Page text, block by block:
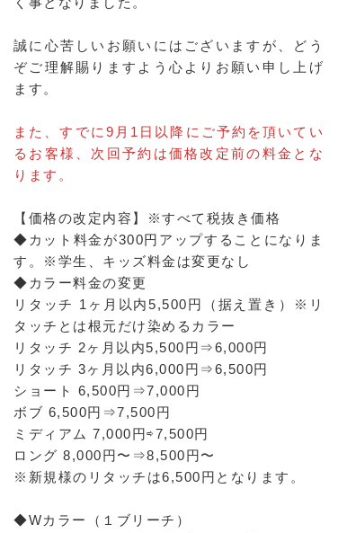
誠に心苦しいお願いにはございますが、どう
ぞご理解賜りますよう心よりお願い申し上げ
ます。
また、すでに9月1日以降にご予約を頂いてい
るお客様、次回予約は価格改定前の料金とな
ります。
【価格の改定内容】※すべて税抜き価格
◆カット料金が300円アップすることになりま
す。※学生、キッズ料金は変更なし
◆カラー料金の変更
リタッチ 1ヶ月以内5,500円（据え置き）※リ
タッチとは根元だけ染めるカラー
リタッチ 2ヶ月以内5,500円⇒6,000円
リタッチ 3ヶ月以内6,000円⇒6,500円
ショート 6,500円⇒7,000円
ボブ 6,500円⇒7,500円
ミディアム 7,000円⇨7,500円
ロング 8,000円〜⇒8,500円〜
※新規様のリタッチは6,500円となります。
◆Wカラー（１ブリーチ）